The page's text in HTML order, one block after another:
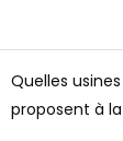
Quelles
proposent à